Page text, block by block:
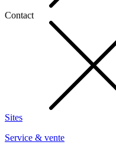
Contact
Sites
Service & vente